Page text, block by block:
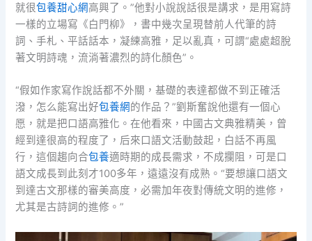
就很包養甜心網高興了。”他對小說說話很是講求，是用寫詩
一樣的立場寫《白門柳》，書中幾次呈現替前人代筆的詩
詞、手札、平話話本，凝練高雅，足以亂真，可謂“處處超脫
著文明詩魂，流淌著濃烈的詩化顏色”。
“假如作家寫作說話都不外關，基礎的表達都做不到正確活
潑，怎么能寫出好包養網的作品？”劉斯奮說他還有一個心
愿，就是把口語高雅化。在他看來，中國古文典雅精美，曾
經到達很高的程度了，后來口語文活動鼓起，白話不再風
行，這個趨向合包養適時期的成長需求，不成攔阻，可是口
語文成長到此刻才100多年，遠遠沒有成熟。“要想讓口語文
到達古文那樣的審美高度，必需加年夜對傳統文明的進修，
尤其是古詩詞的進修。”